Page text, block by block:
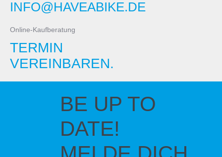
INFO@HAVEABIKE.DE
Online-Kaufberatung
TERMIN
VEREINBAREN.
BE UP TO
DATE!